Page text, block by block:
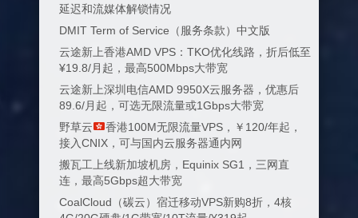
延迟和流媒体解锁情况
DMIT Term of Service（服务条款）中文版
云途新上香港AMD VPS：TKO优化线路，折后低至
¥19.8/月起，最高500Mbps大带宽
云途新上深圳电信AMD 9950X云服务器，优惠后
89.6/月起，可选无限流量或1Gbps大带宽
野草云
香港100M无限流量VPS，￥120/年起，
接入CNIX，可与国内云服务器通内网
搬瓦工上线新加坡机房，Equinix SG1，三网直
连，最高5Gbps超大带宽
CoalCloud（碳云）宿迁移动VPS新购8折，4核